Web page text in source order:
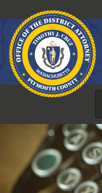
prie
turinio